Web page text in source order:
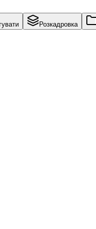
Розкадровка